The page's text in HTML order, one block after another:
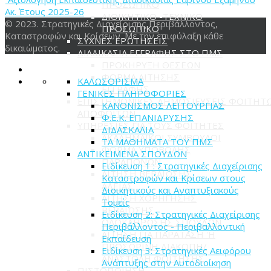
ΠΡΟΣΩΠΙΚΟ
ΔΙΟΙΚΗΤΙΚΟ -ΤΕΧΝΙΚΟ
ΠΡΟΣΩΠΙΚΟ
ΣΥΧΝΕΣ ΕΡΩΤΗΣΕΙΣ
ΔΙΑΔΙΚΑΣΙΑ ΕΓΓΡΑΦΗΣ ΣΤΟ ΠΜΣ
ΦΟΡΜΑ ΑΙΤΗΣΗΣ
ΕΓΓΡΑΦΗΣ
ΕΠΙΣΤΗΜΟΝΙΚΕΣ ΔΗΜΟΣΙΕΥΣΕΙΣ
ΑΠΟΦΟΙΤΩΝ
ΥΠΗΡΕΣΙΕΣ ΓΙΑ ΤΟΥΣ ΦΟΙΤΗΤΕΣ
ΑΚΑΔΗΜΑΪΚΟΙ ΣΥΜΒΟΥΛΟΙ
ΦΟΡΜΑ ΥΠΟΒΟΛΗΣ
ΠΑΡΑΠΟΝΩΝ
ΑΙΤΗΣΗ ΒΕΒΑΙΩΣΗΣ
ΑΔΕΙΑΣ
ΑΙΤΗΣΗ ΧΟΡΗΓΗΣΗΣ
ΒΕΒΑΙΩΣΗΣ
ΟΛΟΚΛΗΡΩΣΗΣ ΣΠΟΥΔΩΝ
ΑΙΤΗΣΗ ΓΙΑ ΠΑΡΑΤΑΣΗ 'Η
ΠΡΟΣΩΡΙΝΗ ΔΙΑΚΟΠΗ/
ΑΝΑΣΤΟΛΗ ΦΟΙΤΗΣΗΣ
Ακ. Έτους 2025-26
© 2023. Στρατηγικές Διαχείρισης Περιβάλλοντος,
Καταστροφών και Κρίσεων. Με την επιφύλαξη κάθε
δικαιώματος.
ΚΑΛΩΣΟΡΙΣΜΑ
ΓΕΝΙΚΕΣ ΠΛΗΡΟΦΟΡΙΕΣ
ΚΑΝΟΝΙΣΜΟΣ ΛΕΙΤΟΥΡΓΙΑΣ
Φ.Ε.Κ. ΕΠΑΝΙΔΡΥΣΗΣ
ΔΙΔΑΣΚΑΛΙΑ
ΤΑ ΜΑΘΗΜΑΤΑ ΤΟΥ ΠΜΣ
ΑΝΤΙΚΕΙΜΕΝΑ ΣΠΟΥΔΩΝ
Ειδίκευση 1 : Στρατηγικές Διαχείρισης
Καταστροφών και Κρίσεων στους
Διοικητικούς και Αναπτυξιακούς
Τομείς
Ειδίκευση 2: Στρατηγικές Διαχείρισης
Περιβάλλοντος - Περιβαλλοντική
Εκπαίδευση
Ειδίκευση 3: Στρατηγικές Αειφόρου
Ανάπτυξης στην Αυτοδιοίκηση